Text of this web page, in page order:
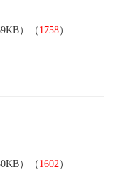
）
）